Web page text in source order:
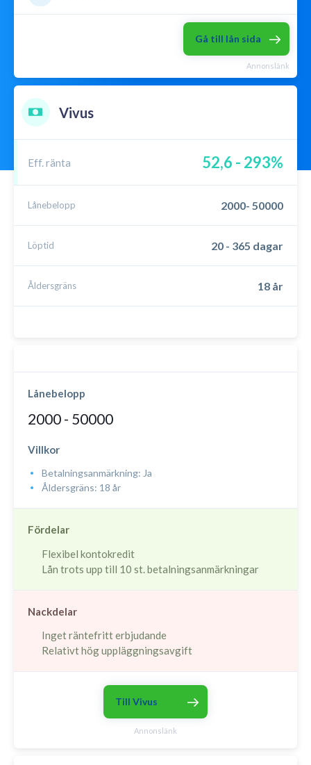
Lån utan säkerhet
Samla lån
P2P lån
Menu
Gå till lån sida
Annonslänk
Vivus
52,6 - 293%
Eff. ränta
2000- 50000
Lånebelopp
20 - 365 dagar
Löptid
18 år
Åldersgräns
Lånebelopp
2000 - 50000
Villkor
Betalningsanmärkning: Ja
Åldersgräns: 18 år
Fördelar
Flexibel kontokredit
Lån trots upp till 10 st. betalningsanmärkningar
Nackdelar
Inget räntefritt erbjudande
Relativt hög uppläggningsavgift
Till Vivus
Annonslänk